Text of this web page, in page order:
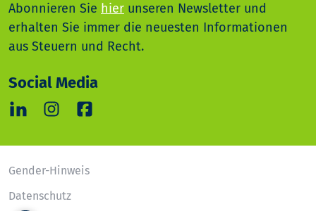
Abonnieren Sie hier unseren Newsletter und
erhalten Sie immer die neuesten Informationen
aus Steuern und Recht.
Social Media
Gender-Hinweis
Datenschutz